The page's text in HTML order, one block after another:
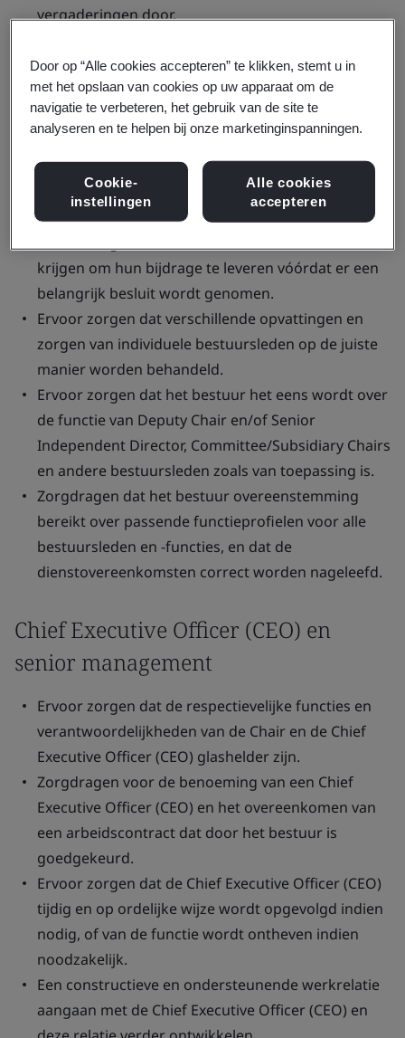
vergaderingen door.
bestuursleden bij alle aspecten van de
bestuursactiviteiten.
Ervoor zorgen dat de juiste normen en waarden
worden nageleefd in overeenstemming met de BSI-
gedragscode voor zakelijk handelen, en met ander
beleid inzake integriteit dat door het bestuur is
vastgesteld.
krijgen om hun bijdrage te leveren vóórdat er een
belangrijk besluit wordt genomen.
Ervoor zorgen dat verschillende opvattingen en
zorgen van individuele bestuursleden op de juiste
manier worden behandeld.
Ervoor zorgen dat het bestuur het eens wordt over
de functie van Deputy Chair en/of Senior
Independent Director, Committee/Subsidiary Chairs
en andere bestuursleden zoals van toepassing is.
Zorgdragen dat het bestuur overeenstemming
bereikt over passende functieprofielen voor alle
bestuursleden en -functies, en dat de
dienstovereenkomsten correct worden nageleefd.
Chief Executive Officer (CEO) en
senior management
Ervoor zorgen dat de respectievelijke functies en
verantwoordelijkheden van de Chair en de Chief
Executive Officer (CEO) glashelder zijn.
Zorgdragen voor de benoeming van een Chief
Executive Officer (CEO) en het overeenkomen van
een arbeidscontract dat door het bestuur is
goedgekeurd.
Ervoor zorgen dat de Chief Executive Officer (CEO)
tijdig en op ordelijke wijze wordt opgevolgd indien
nodig, of van de functie wordt ontheven indien
noodzakelijk.
Een constructieve en ondersteunende werkrelatie
aangaan met de Chief Executive Officer (CEO) en
Door op “Alle cookies accepteren” te klikken, stemt u in
met het opslaan van cookies op uw apparaat om de
navigatie te verbeteren, het gebruik van de site te
analyseren en te helpen bij onze marketinginspanningen.
Cookie-
instellingen
Alle cookies
accepteren